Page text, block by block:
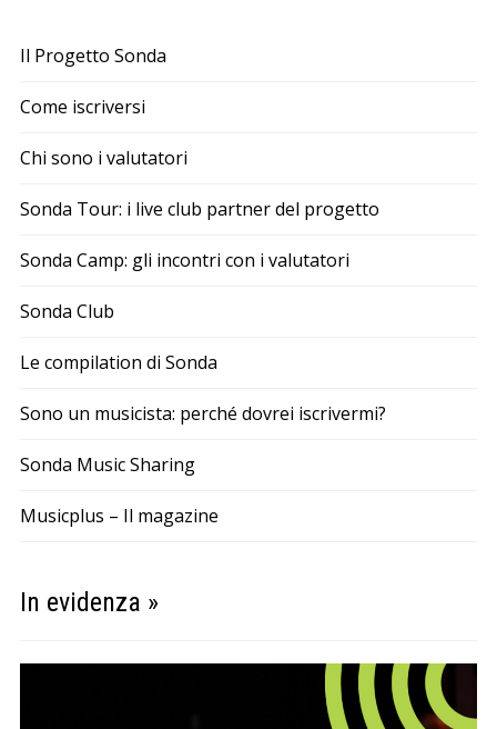
Il Progetto Sonda
Come iscriversi
Chi sono i valutatori
Sonda Tour: i live club partner del progetto
Sonda Camp: gli incontri con i valutatori
Sonda Club
Le compilation di Sonda
Sono un musicista: perché dovrei iscrivermi?
Sonda Music Sharing
Musicplus – Il magazine
In evidenza »